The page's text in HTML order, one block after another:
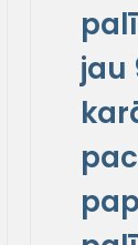
jau